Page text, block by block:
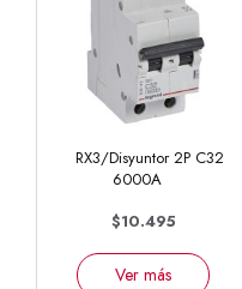
RX3/Disyuntor 2P C32
6000A
$10.495
Ver más